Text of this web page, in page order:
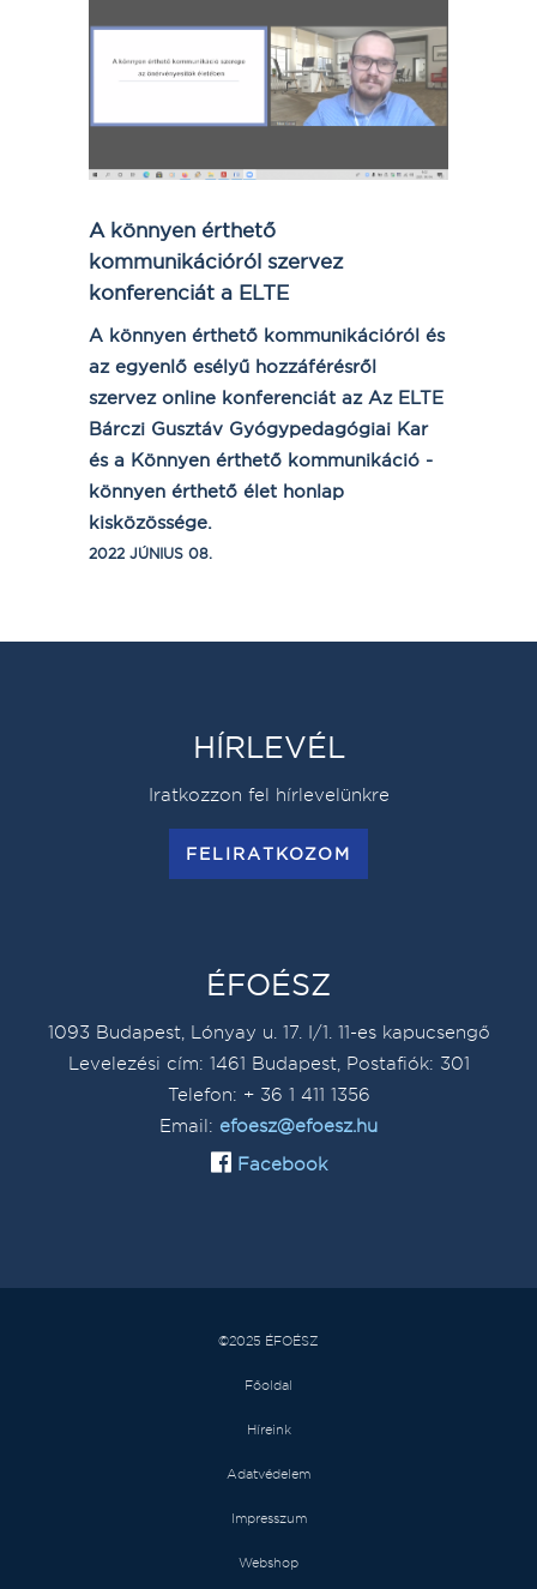
A könnyen érthető
kommunikációról szervez
konferenciát a ELTE
A könnyen érthető kommunikációról és
az egyenlő esélyű hozzáférésről
szervez online konferenciát az Az ELTE
Bárczi Gusztáv Gyógypedagógiai Kar
és a Könnyen érthető kommunikáció -
könnyen érthető élet honlap
kisközössége.
2022 JÚNIUS 08.
HÍRLEVÉL
Iratkozzon fel hírlevelünkre
FELIRATKOZOM
ÉFOÉSZ
1093 Budapest, Lónyay u. 17. I/1. 11-es kapucsengő
Levelezési cím: 1461 Budapest, Postafiók: 301
Telefon: + 36 1 411 1356
Email: efoesz@efoesz.hu
Facebook
©2025 ÉFOÉSZ
Főoldal
Híreink
Adatvédelem
Impresszum
Webshop